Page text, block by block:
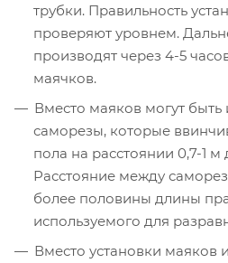
трубки. Правильность
проверяют уровнем.
производят через 4-5
маячков.
Вместо маяков могут быть
саморезы, которые
пола на расстоянии 0,7-1 м
Расстояние между
более половины длины
используемого для
Вместо установки маяков